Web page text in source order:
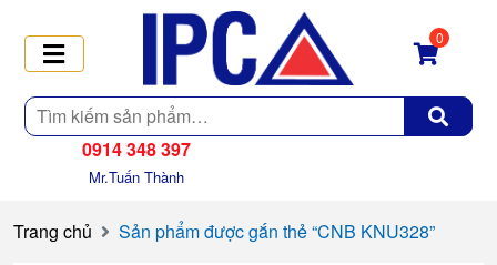
Tìm
kiếm
0
0914 348 397
Mr.Tuấn Thành
Trang chủ Sản phẩm được gắn thẻ “CNB KNU328”